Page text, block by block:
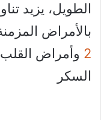
الطويل، يزيد
بالأمراض
2 وأمراض
السكر